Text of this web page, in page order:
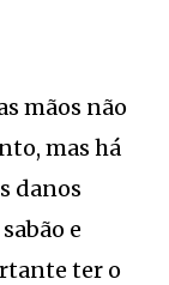
mãos não
mas há
danos
e
ter o